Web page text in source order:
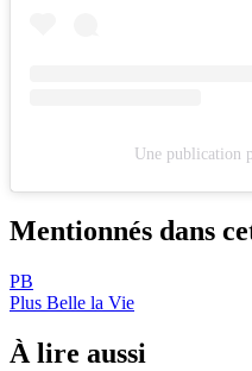
Une publication
Mentionnés dans
PB
Plus Belle la Vie
À lire aussi